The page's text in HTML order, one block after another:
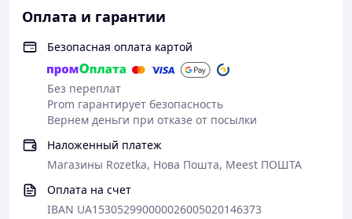
Оплата и гарантии
Безопасная оплата картой
Без переплат
Prom гарантирует безопасность
Вернем деньги при отказе от посылки
Наложенный платеж
Магазины Rozetka, Нова Пошта, Meest ПОШТА
Оплата на счет
IBAN UA153052990000026005020146373